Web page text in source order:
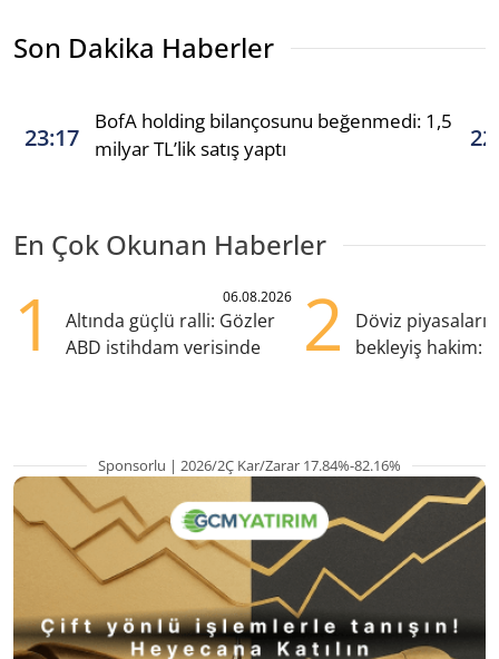
Son Dakika Haberler
23:17
BofA holding bilançosunu beğenmedi: 1,5
milyar TL’lik satış yaptı
En Çok Okunan Haberler
1 06.08.2026
Altında güçlü ralli: Gözler
ABD istihdam verisinde
2
Döviz
bekleyiş hakim:
Sponsorlu | 2026/2Ç Kar/Zarar 17.84%-82.16%